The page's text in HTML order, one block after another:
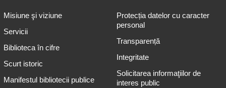
Misiune şi viziune
Servicii
Biblioteca în cifre
Scurt istoric
Manifestul bibliotecii publice
Protecția datelor cu caracter
personal
Transparență
Integritate
Solicitarea informaţiilor de
interes public